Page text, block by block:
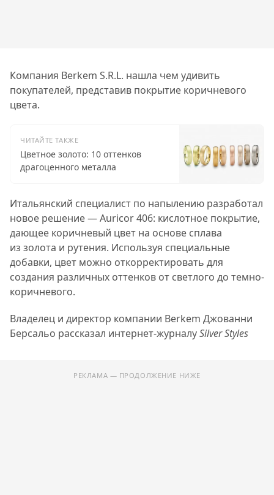
Компания Berkem S.R.L. нашла чем удивить
покупателей, представив покрытие коричневого
цвета.
ЧИТАЙТЕ ТАКЖЕ
Цветное золото: 10 оттенков
драгоценного металла
Итальянский специалист по напылению разработал
новое решение — Auricor 406: кислотное покрытие,
дающее коричневый цвет на основе сплава
из золота и рутения. Используя специальные
добавки, цвет можно откорректировать для
создания различных оттенков от светлого до темно-
коричневого.
Владелец и директор компании Berkem Джованни
Берсальо рассказал интернет-журналуSilver Styles
РЕКЛАМА — ПРОДОЛЖЕНИЕ НИЖЕ